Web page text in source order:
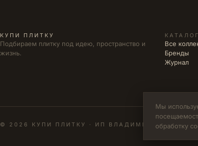
КУПИ ПЛИТКУ
Подбираем плитку под идею, пространство и
жизнь.
КАТАЛОГ
Все
Бренды
Журнал
© 2026 КУПИ ПЛИТКУ · ИП ВЛАДИМИРОВА М.Н. ·
Мы
обработку